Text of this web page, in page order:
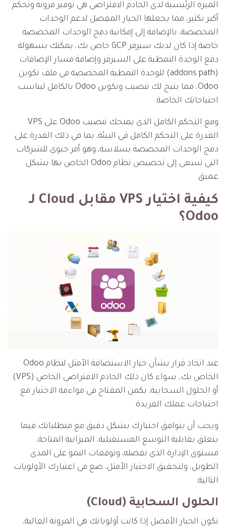
الميزة الرئيسية لدى الخادم الافتراضي هي توفير مرونة وتحكم
أكبر بكثير، مما يجعلها الخيار المفضل لدعم الوحدات
المخصصة، بالإضافة إلى إمكانية دمج الوحدات المخصصة
خاصة إذا كان لديك سيرفر GCP خاص بك، يمكنك بسهولة
دفع الوحدة النمطية على السيرفر وإضافة مسار الإضافات
(addons path) للوحدة النمطية المخصصة في ملف تكوين
Odoo، مما يتيح لك تنصيب وتكوين Odoo بالكامل ليناسب
احتياجاتك الخاصة.
ومع التحكم الكامل الذي يمنحك تنصيب Odoo على VPS
القدرة على التحكم الكامل في البيئة، بما في ذلك القدرة على
دمج الوحدات المخصصة بسلاسة، وهو أمر حيوي للشركات
التي تسعى إلى تخصيص نظام Odoo الخاص بها بشكل
عميق.
كيفية اختيار VPS مقابل Cloud لـ
Odoo؟
عند اتخاذ قرار بشأن خيار الاستضافة الأمثل لنظام Odoo
الخاص بك، سواء كان ذلك الخادم الافتراضي الخاص (VPS)
أو الحلول السحابية، يكمن المفتاح في مواءمة الاختيار مع
احتياجات عملك الفريدة.
ويجب أن يتوافق اختيارك بشكل دقيق مع متطلباتك فيما
يتعلق بقابلية التوسع المستقبلية، الميزانية المتاحة،
مستوى الإدارة الذي تفضله، وتوقعات النمو على المدى
الطويل، ولتحقيق الاختيار الأمثل، ضع في اعتبارك الأولويات
التالية:
الحلول السحابية (Cloud)
تكون الخيار الأفضل إذا كانت أولوياتك هي المرونة العالية،